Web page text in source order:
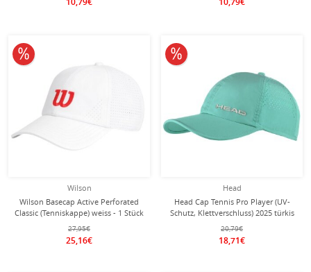
Wilson
Wilson Basecap Active Perforated
Classic (Tenniskappe) weiss - 1 Stück
27,95€
25,16€
10% reduziert
Head
Head Cap Tennis Pro Player (UV-
Schutz, Klettverschluss) 2025 türkis
20,79€
18,71€
10% reduziert